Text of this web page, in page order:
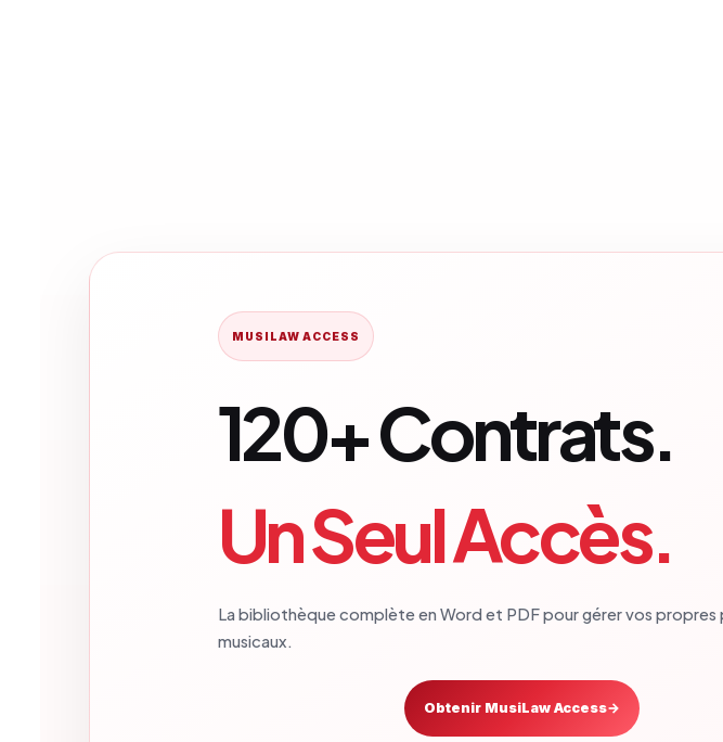
MUSILAW ACCESS
120+ Contrats.
Un Seul Accès.
La bibliothèque complète en Word et PDF pour gérer vos propres
musicaux.
Obtenir MusiLaw Access→